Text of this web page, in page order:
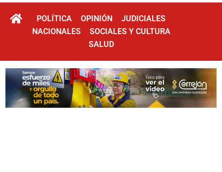
POLÍTICA OPINIÓN
JUDICIALES
NACIONALES
SOCIALES Y CULTURA
SALUD